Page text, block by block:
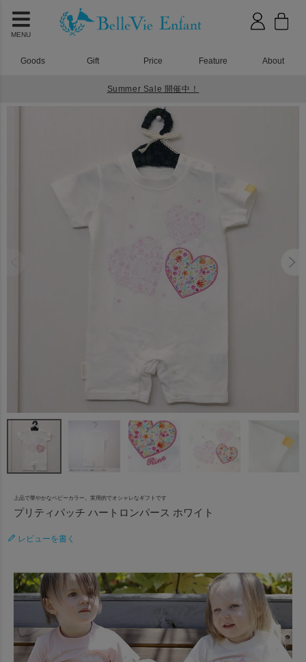
MENU
Goods Gift Price Feature About
Summer Sale 開催中！
プリティパッチ ハートロンパース ホワイト
上品で華やかなベビーカラー。実用的でオシャレなギフトです
プリティパッチ ハートロンパース ホワイト
レビューを書く